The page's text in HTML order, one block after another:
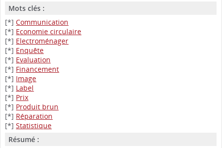
Mots clés :
[*]Communication
[*] Economie circulaire
[*] Electroménager
[*] Enquête
[*] Evaluation
[*] Financement
[*] Image
[*] Label
[*] Prix
[*] Produit brun
[*] Réparation
[*]Statistique
Résumé :